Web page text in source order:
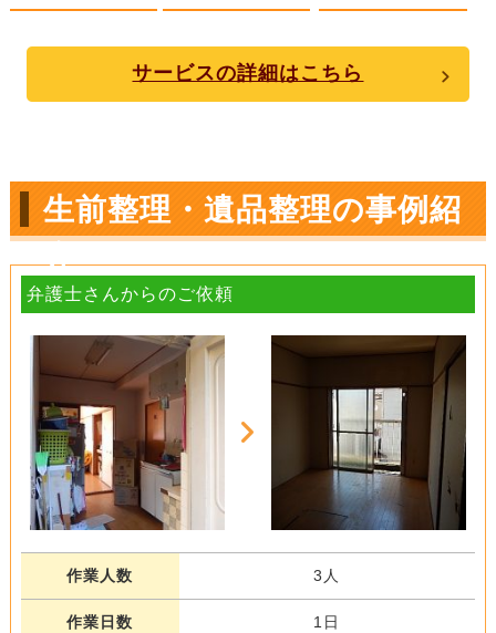
サービスの詳細はこちら
生前整理・遺品整理の事例紹
介
弁護士さんからのご依頼
作業人数 3人
作業日数 1日